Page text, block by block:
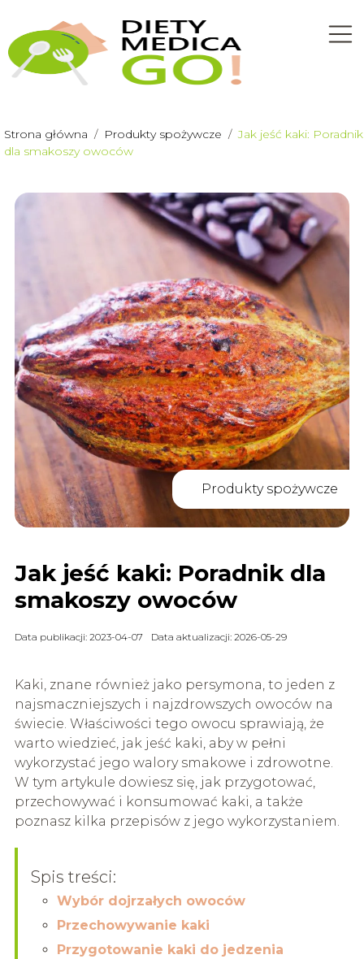
Strona główna / Produkty spożywcze /Jak jeść kaki: Poradnik
dla smakoszy owoców
Produkty spożywcze
Jak jeść kaki: Poradnik dla
smakoszy owoców
Data publikacji: 2023-04-07 Data aktualizacji: 2026-05-29
Kaki, znane również jako persymona, to jeden z
najsmaczniejszych i najzdrowszych owoców na
świecie. Właściwości tego owocu sprawiają, że
warto wiedzieć, jak jeść kaki, aby w pełni
wykorzystać jego walory smakowe i zdrowotne.
W tym artykule dowiesz się, jak przygotować,
przechowywać i konsumować kaki, a także
poznasz kilka przepisów z jego wykorzystaniem.
Spis treści:
Wybór dojrzałych owoców
Przechowywanie kaki
Przygotowanie kaki do jedzenia